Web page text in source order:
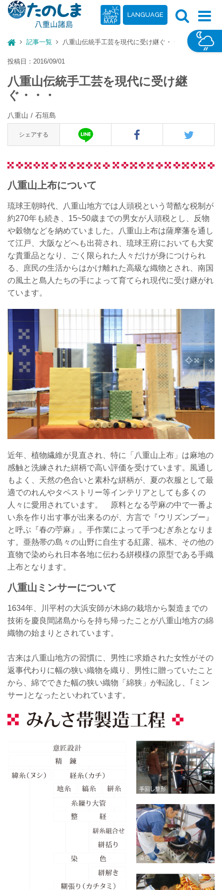
LANGUAGE
記事一覧 八重山伝統手工芸を現代に受け継ぐ・・・
投稿日：2016/09/01
八重山伝統手工芸を現代に受け継
ぐ・・・
八重山 石垣島
シェアする
八重山上布について
琉球王朝時代、八重山地方では人頭税という苛酷な税制が
約270年も続き、15~50歳までの男女が人頭税とし、反物
や穀物などを納めていました。八重山上布は薩摩藩を通し
て江戸、大阪などへも出荷され、琉球王府においても大変
な貴重品となり、ごく限られた人々だけが身につけられ
る、庶民の生活からはかけ離れた高級な織物とされ、南国
の風土と島人たちの手によって育てられ現代に受け継がれ
ています。
近年、植物繊維が見直され、特に「八重山上布」は麻地の
感触と洗練された絣柄で高い評価を受けています。風通し
もよく、天然の色合いと素朴な絣柄が、夏の衣服として最
適でのれんやタペストリー等インテリアとしても多くの
人々に愛用されています。 原料となる苧麻の中で一番よ
い糸を作り出す事が出来るのが、方言で『ウリズンブー』
と呼ぶ『春の苧麻』。手作業によって手つむぎ糸となりま
す。亜熱帯の島々の山野に自生する紅露、福木、その他の
直物で染められ日本各地に伝わる絣模様の原型である手織
上布となります。
八重山ミンサーについて
1634年、川平村の大浜安師が木綿の栽培から製造までの
技術を慶良間諸島からを持ち帰ったことが八重山地方の綿
織物の始まりとされています。
古来は八重山地方の習慣に、男性に求婚された女性がその
返事代わりに幅の狭い織物を織り、男性に贈っていたこと
から、綿でできた幅の狭い織物「綿狭」が転訛し、｢ミン
サー｣となったといわれています。